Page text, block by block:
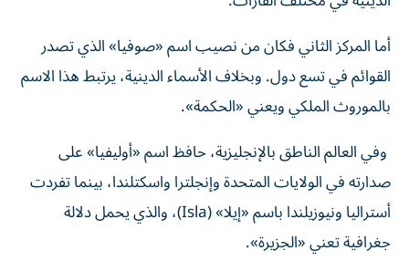
أما المركز الثاني فكان من نصيب اسم «صوفيا» الذي تصدر
القوائم في تسع دول. وبخلاف الأسماء الدينية، يرتبط هذا الاسم
بالموروث الملكي ويعني «الحكمة».
وفي العالم الناطق بالإنجليزية، حافظ اسم «أوليفيا» على
صدارته في الولايات المتحدة وإنجلترا واسكتلندا، بينما تفردت
أستراليا ونيوزيلندا باسم «إيلا» (Isla)، والذي يحمل دلالة
جغرافية تعني «الجزيرة».